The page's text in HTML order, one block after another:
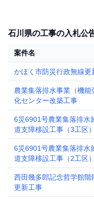
石川県の工事の入札公
案件名
かほく市防災行政無線更
農業集落排水事業（機
化センター改築工事
6災6901号農業集落排水
道支障移設工事（3工区）
6災6901号農業集落排水
道支障移設工事（2工区）
西田幾多郎記念哲学館
更新工事